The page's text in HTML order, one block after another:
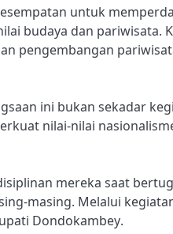
untuk
budaya dan pariwisata.
pengembangan
ini bukan sekadar
nilai-nilai
mereka saat
masing. Melalui
Dondokambey.